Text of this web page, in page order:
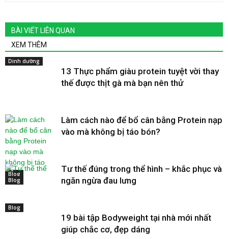
BÀI VIẾT LIÊN QUAN
XEM THÊM
Dinh dưỡng
13 Thực phẩm giàu protein tuyệt vời thay
thế được thịt gà mà bạn nên thử
Blog
Làm cách nào để bổ cân bằng Protein nạp
vào mà không bị táo bón?
Blog
Tư thế đúng trong thể hình – khắc phục và
ngăn ngừa đau lưng
Blog
19 bài tập Bodyweight tại nhà mới nhất
giúp chắc cơ, đẹp dáng